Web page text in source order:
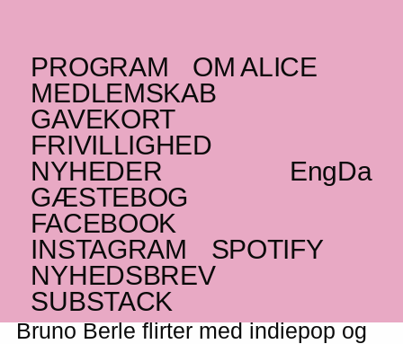
PROGRAM
OM ALICE
MEDLEMSKAB
GAVEKORT
FRIVILLIGHED
NYHEDER
Da
Eng
GÆSTEBOG
FACEBOOK
INSTAGRAM
SPOTIFY
NYHEDSBREV
SUBSTACK
MANDAG _18.11.24
Bruno BerleBR
UDSOLGT
Florlet og følsomt lo-fi-take på samba og
bossa nova
UDSOLGT
Bruno Berle flirter med indiepop og